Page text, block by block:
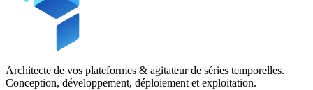
Architecte de vos plateformes & agitateur de séries temporelles.
Conception, développement, déploiement et exploitation.